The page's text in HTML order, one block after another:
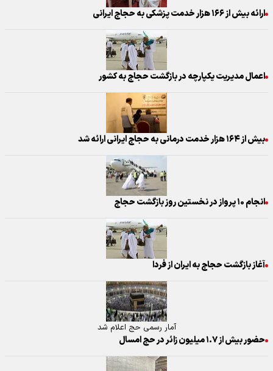
ارائه بیش از ۱۶۶ هزار خدمت پزشکی به حجاج ایرانی
اعمال مدیریت یکپارچه در بازگشت حجاج به کشور
بیش از ۱۶۴ هزار خدمت درمانی به حجاج ایرانی ارائه شد
انجام ۱۰ پرواز در نخستین روز بازگشت حجاج
آغاز بازگشت حجاج به ایران از فردا
آمار رسمی حج اعلام شد
حضور بیش از ۱.۷ میلیون زائر در حج امسال